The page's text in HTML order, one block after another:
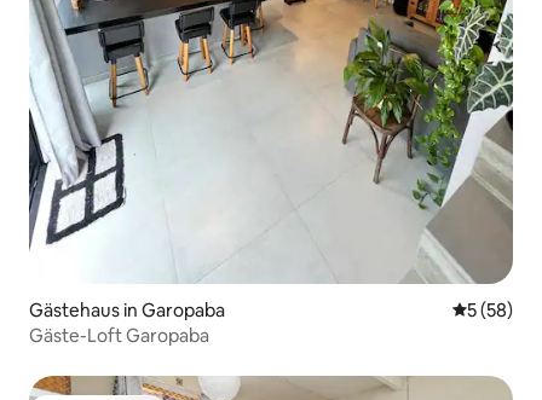
Gästehaus in Garopaba
5 (58)
Gäste-Loft Garopaba